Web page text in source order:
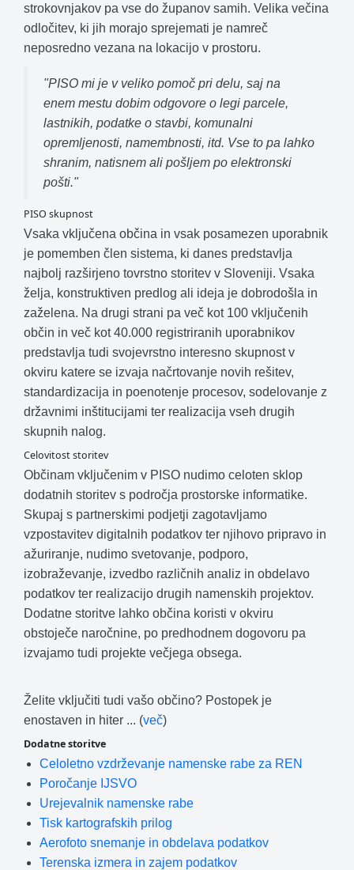
strokovnjakov pa vse do županov samih. Velika večina
odločitev, ki jih morajo sprejemati je namreč
neposredno vezana na lokacijo v prostoru.
"PISO mi je v veliko pomoč pri delu, saj na
enem mestu dobim odgovore o legi parcele,
lastnikih, podatke o stavbi, komunalni
opremljenosti, namembnosti, itd. Vse to pa lahko
shranim, natisnem ali pošljem po elektronski
pošti."
PISO skupnost
Vsaka vključena občina in vsak posamezen uporabnik
je pomemben člen sistema, ki danes predstavlja
najbolj razširjeno tovrstno storitev v Sloveniji. Vsaka
želja, konstruktiven predlog ali ideja je dobrodošla in
zaželena. Na drugi strani pa več kot 100 vključenih
občin in več kot 40.000 registriranih uporabnikov
predstavlja tudi svojevrstno interesno skupnost v
okviru katere se izvaja načrtovanje novih rešitev,
standardizacija in poenotenje procesov, sodelovanje z
državnimi inštitucijami ter realizacija vseh drugih
skupnih nalog.
Celovitost storitev
Občinam vključenim v PISO nudimo celoten sklop
dodatnih storitev s področja prostorske informatike.
Skupaj s partnerskimi podjetji zagotavljamo
vzpostavitev digitalnih podatkov ter njihovo pripravo in
ažuriranje, nudimo svetovanje, podporo,
izobraževanje, izvedbo različnih analiz in obdelavo
podatkov ter realizacijo drugih namenskih projektov.
Dodatne storitve lahko občina koristi v okviru
obstoječe naročnine, po predhodnem dogovoru pa
izvajamo tudi projekte večjega obsega.
Želite vključiti tudi vašo občino? Postopek je
enostaven in hiter ... (več)
Dodatne storitve
Celoletno vzdrževanje namenske rabe za REN
Poročanje IJSVO
Urejevalnik namenske rabe
Tisk kartografskih prilog
Aerofoto snemanje in obdelava podatkov
Terenska izmera in zajem podatkov